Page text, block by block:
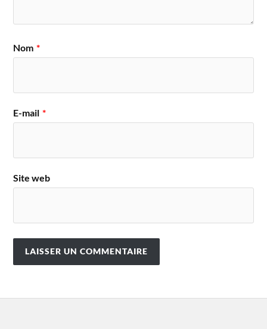
Nom *
E-mail *
Site web